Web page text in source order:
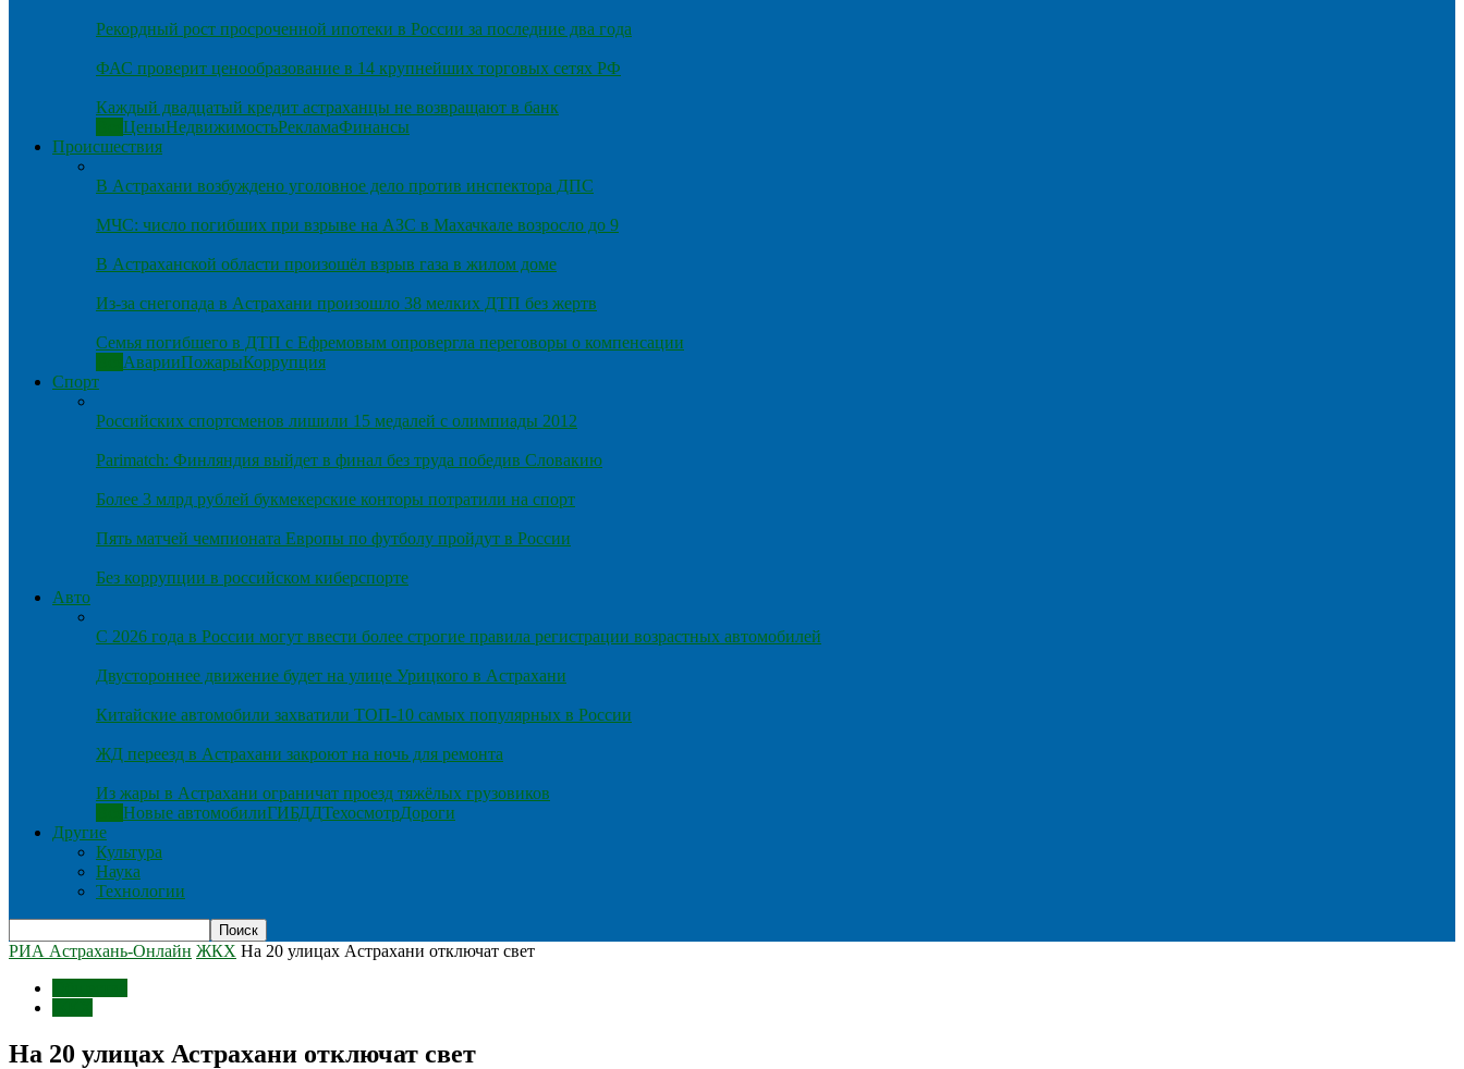
Рекордный рост просроченной ипотеки в России за последние два года
ФАС проверит ценообразование в 14 крупнейших торговых сетях РФ
Каждый двадцатый кредит астраханцы не возвращают в банк
ЦеныНедвижимостьРекламаФинансы
Происшествия
В Астрахани возбуждено уголовное дело против инспектора ДПС
МЧС: число погибших при взрыве на АЗС в Махачкале возросло до 9
В Астраханской области произошёл взрыв газа в жилом доме
Из-за снегопада в Астрахани произошло 38 мелких ДТП без жертв
Семья погибшего в ДТП с Ефремовым опровергла переговоры о компенсации
АварииПожарыКоррупция
Спорт
Российских спортсменов лишили 15 медалей с олимпиады 2012
Parimatch: Финляндия выйдет в финал без труда победив Словакию
Более 3 млрд рублей букмекерские конторы потратили на спорт
Пять матчей чемпионата Европы по футболу пройдут в России
Без коррупции в российском киберспорте
Авто
С 2026 года в России могут ввести более строгие правила регистрации возрастных автомобилей
Двустороннее движение будет на улице Урицкого в Астрахани
Китайские автомобили захватили ТОП-10 самых популярных в России
ЖД переезд в Астрахани закроют на ночь для ремонта
Из жары в Астрахани ограничат проезд тяжёлых грузовиков
Новые автомобилиГИБДДТехосмотрДороги
Другие
Культура
Наука
Технологии
РИА Астрахань-Онлайн ЖКХ На 20 улицах Астрахани отключат свет
На 20 улицах Астрахани отключат свет